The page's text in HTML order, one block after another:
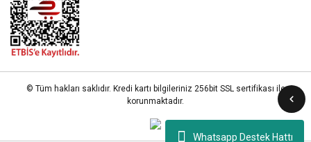
Whatsapp Destek Hattı
© Tüm hakları saklıdır. Kredi kartı bilgileriniz 256bit SSL sertifikası ile
korunmaktadır.